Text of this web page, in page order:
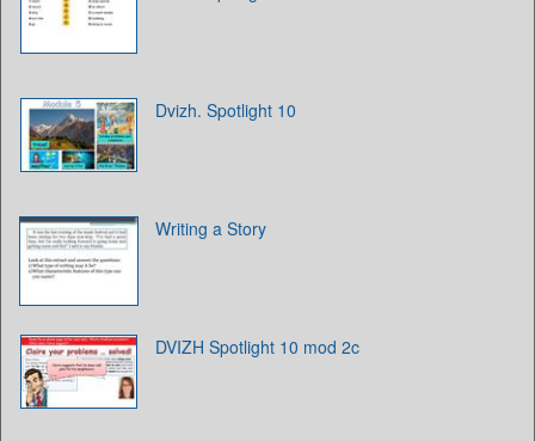
Dvizh. Spotlight 10
Writing a Story
DVIZH Spotlight 10 mod 2c